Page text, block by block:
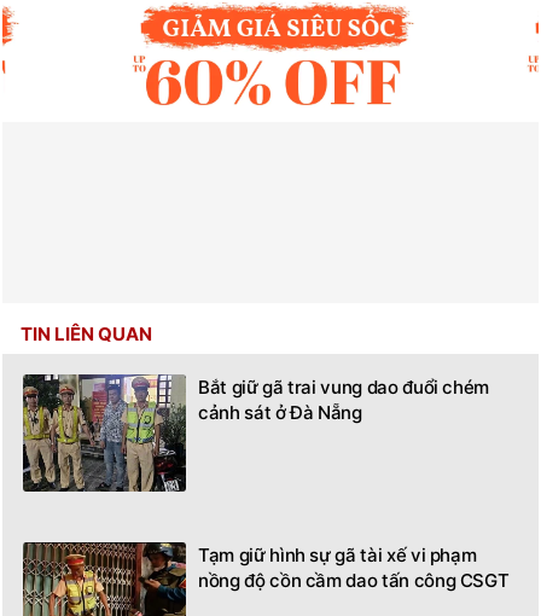
TIN LIÊN QUAN
Bắt giữ gã trai vung dao đuổi chém
cảnh sát ở Đà Nẵng
Tạm giữ hình sự gã tài xế vi phạm
nồng độ cồn cầm dao tấn công CSGT